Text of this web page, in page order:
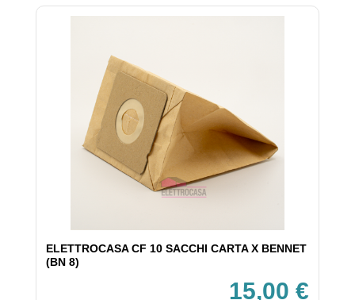
ELETTROCASA CF 10 SACCHI CARTA X BENNET
(BN 8)
15,00 €